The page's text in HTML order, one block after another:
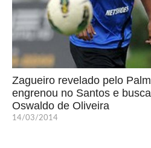
Zagueiro revelado pelo
engrenou no Santos e
Oswaldo de Oliveira
14/03/2014